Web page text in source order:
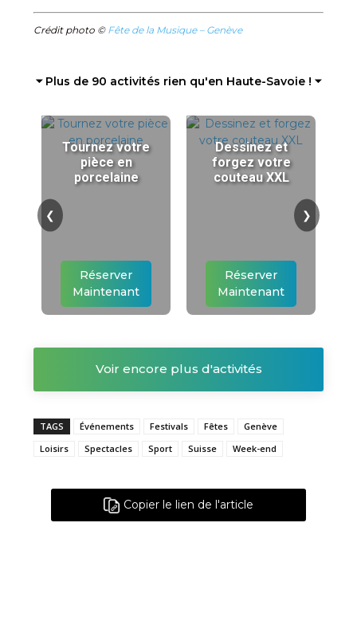
Crédit photo © Fête de la Musique – Genève
⏷ Plus de 90 activités rien qu'en Haute-Savoie ! ⏷
Tournez votre
pièce en
porcelaine
Réserver
Maintenant
Dessinez et
forgez votre
couteau XXL
Réserver
Maintenant
❮ ❯
Voir encore plus d'activités
TAGS Événements Festivals Fêtes
Genève
Loisirs
Spectacles Sport Suisse Week-end
Copier le lien de l'article